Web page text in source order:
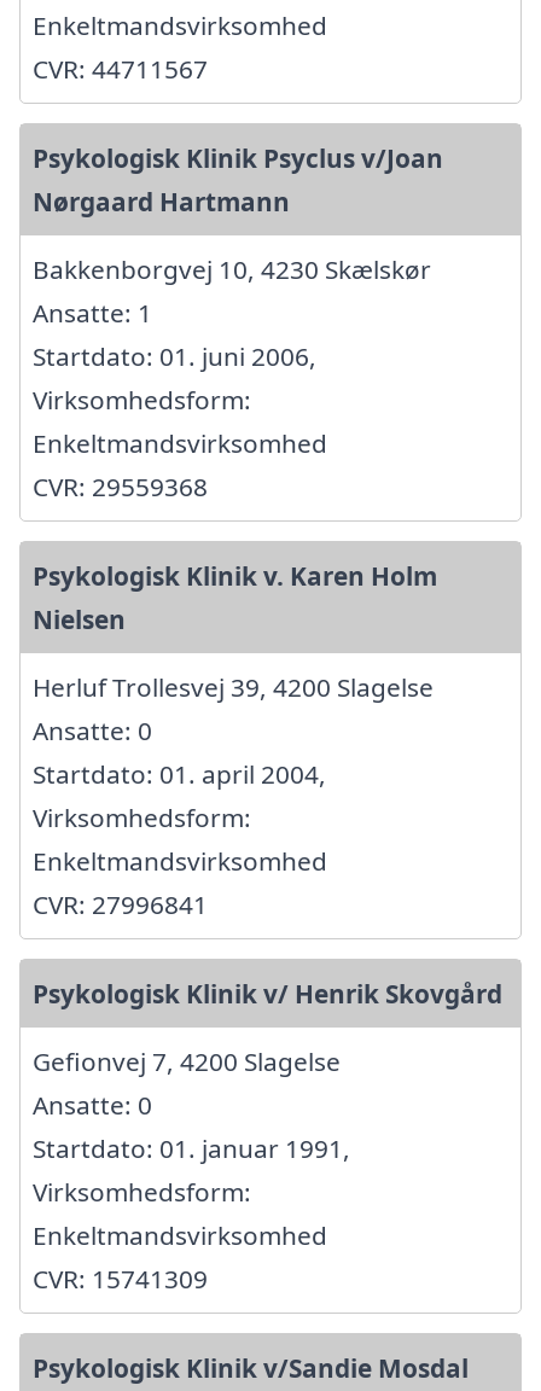
Enkeltmandsvirksomhed
CVR: 44711567
Psykologisk Klinik Psyclus v/Joan
Nørgaard Hartmann
Bakkenborgvej 10, 4230 Skælskør
Ansatte: 1
Startdato: 01. juni 2006,
Virksomhedsform:
Enkeltmandsvirksomhed
CVR: 29559368
Psykologisk Klinik v. Karen Holm
Nielsen
Herluf Trollesvej 39, 4200 Slagelse
Ansatte: 0
Startdato: 01. april 2004,
Virksomhedsform:
Enkeltmandsvirksomhed
CVR: 27996841
Psykologisk Klinik v/ Henrik Skovgård
Gefionvej 7, 4200 Slagelse
Ansatte: 0
Startdato: 01. januar 1991,
Virksomhedsform:
Enkeltmandsvirksomhed
CVR: 15741309
Psykologisk Klinik v/Sandie Mosdal